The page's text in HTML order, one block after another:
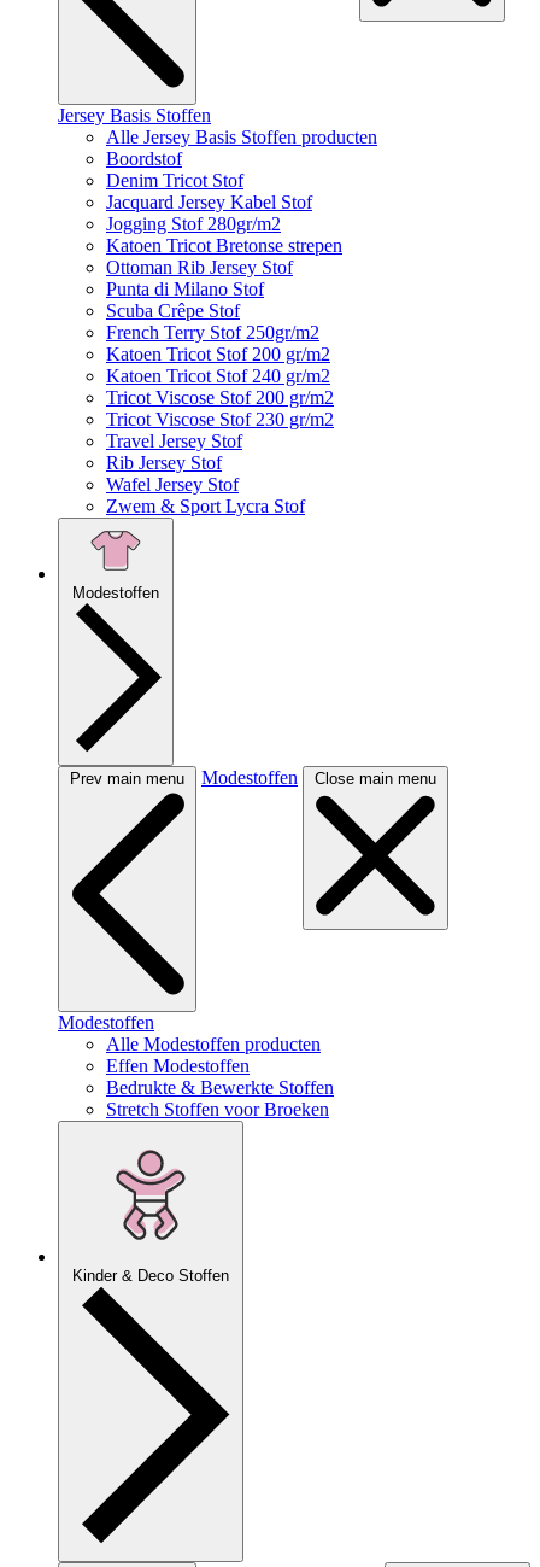
Jersey Basis Stoffen
Alle Jersey Basis Stoffen producten
Boordstof
Denim Tricot Stof
Jacquard Jersey Kabel Stof
Jogging Stof 280gr/m2
Katoen Tricot Bretonse strepen
Ottoman Rib Jersey Stof
Punta di Milano Stof
Scuba Crêpe Stof
French Terry Stof 250gr/m2
Katoen Tricot Stof 200 gr/m2
Katoen Tricot Stof 240 gr/m2
Tricot Viscose Stof 200 gr/m2
Tricot Viscose Stof 230 gr/m2
Travel Jersey Stof
Rib Jersey Stof
Wafel Jersey Stof
Zwem & Sport Lycra Stof
Modestoffen
Prev main menu Modestoffen Close main menu
Modestoffen
Alle Modestoffen producten
Effen Modestoffen
Bedrukte & Bewerkte Stoffen
Stretch Stoffen voor Broeken
Kinder & Deco Stoffen